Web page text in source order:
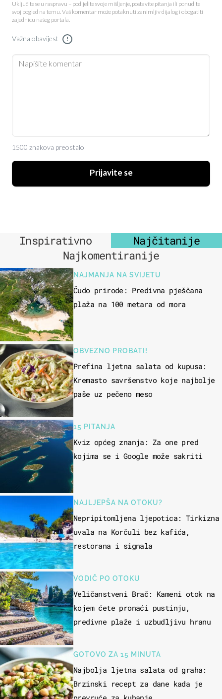
Uključite se u raspravu – podijelite svoje mišljenje, postavite pitanja ili ponudite
svoj pogled na temu. Vaš komentar može potaknuti zanimljiv dijalog i obogatiti
zajednicu našeg portala.
Važna obavijest !
1500 znakova preostalo
Prijavite se
Inspirativno
Najčitanije
Najkomentiranije
NAJMANJA NA SVIJETU
Čudo prirode: Predivna pješčana
plaža na 100 metara od mora
OBVEZNO PROBATI!
Prefina ljetna salata od kupusa:
Kremasto savršenstvo koje najbolje
paše uz pečeno meso
15 PITANJA
Kviz općeg znanja: Za one pred
kojima se i Google može sakriti
NAJLJEPŠA NA OTOKU?
Nepripitomljena ljepotica: Tirkizna
uvala na Korčuli bez kafića,
restorana i signala
VODIČ PO OTOKU
Veličanstveni Brač: Kameni otok na
kojem ćete pronaći pustinju,
predivne plaže i uzbudljivu hranu
GOTOVO ZA 15 MINUTA
Najbolja ljetna salata od graha:
Brzinski recept za dane kada je